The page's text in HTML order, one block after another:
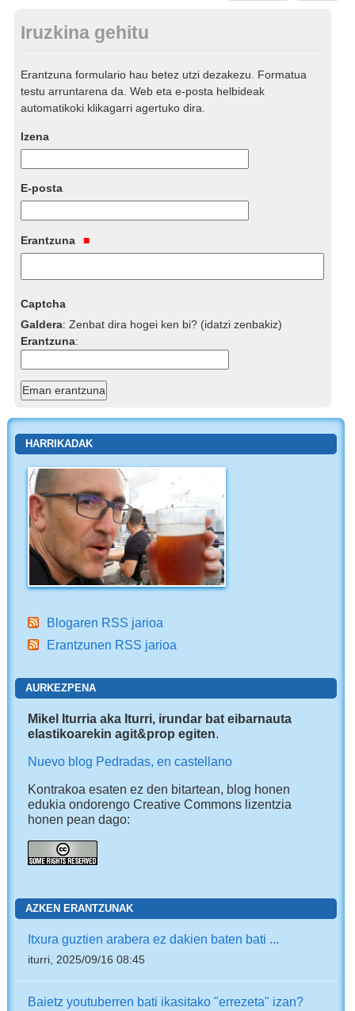
Iruzkina gehitu
Erantzuna formulario hau betez utzi dezakezu. Formatua
testu arruntarena da. Web eta e-posta helbideak
automatikoki klikagarri agertuko dira.
Izena
E-posta
Erantzuna
Captcha
Galdera:Zenbat dira hogei ken bi? (idatzi zenbakiz)
Erantzuna:
HARRIKADAK
Blogaren RSS jarioa
Erantzunen RSS jarioa
AURKEZPENA
Mikel Iturria aka Iturri, irundar bat eibarnauta
elastikoarekin agit&prop egiten.
Nuevo blog Pedradas, en castellano
Kontrakoa esaten ez den bitartean, blog honen
edukia ondorengo Creative Commons lizentzia
honen pean dago:
AZKEN ERANTZUNAK
Itxura guztien arabera ez dakien baten bati ...
iturri, 2025/09/16 08:45
Baietz youtuberren bati ikasitako "errezeta" izan?